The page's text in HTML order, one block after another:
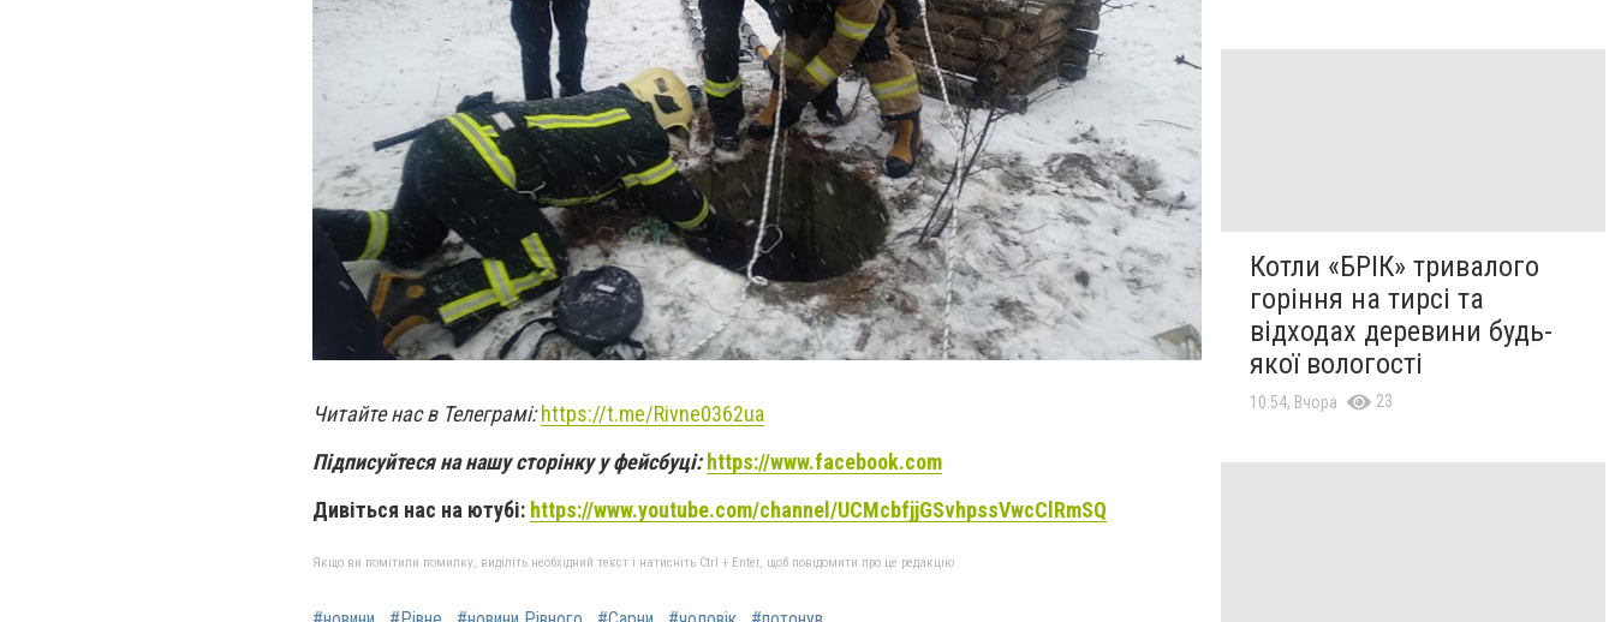
Читайте нас в Телеграмі:https://t.me/Rivne0362ua
Підписуйтеся на нашу сторінку у фейсбуці: https://www.facebook.com
Дивіться нас на ютубі: https://www.youtube.com/channel/UCMcbfjjGSvhpssVwcClRmSQ
Якщо ви помітили помилку, виділіть необхідний текст і натисніть Ctrl + Enter, щоб повідомити про це редакцію
Котли «БРІК» тривалого
горіння на тирсі та
відходах деревини будь-
якої вологості
10:54, Вчора 23